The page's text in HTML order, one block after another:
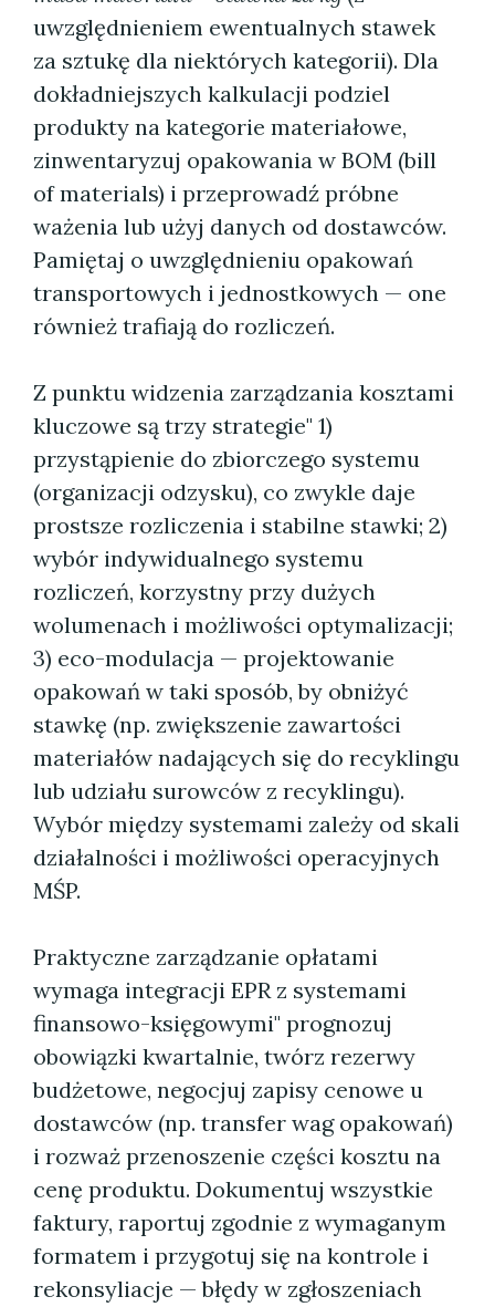
uwzględnieniem ewentualnych stawek
za sztukę dla niektórych kategorii). Dla
dokładniejszych kalkulacji podziel
produkty na kategorie materiałowe,
zinwentaryzuj opakowania w BOM (bill
of materials) i przeprowadź próbne
ważenia lub użyj danych od dostawców.
Pamiętaj o uwzględnieniu opakowań
transportowych i jednostkowych — one
również trafiają do rozliczeń.
Z punktu widzenia zarządzania kosztami
kluczowe są trzy strategie" 1)
przystąpienie do zbiorczego systemu
(organizacji odzysku), co zwykle daje
prostsze rozliczenia i stabilne stawki; 2)
wybór indywidualnego systemu
rozliczeń, korzystny przy dużych
wolumenach i możliwości optymalizacji;
3) eco-modulacja — projektowanie
opakowań w taki sposób, by obniżyć
stawkę (np. zwiększenie zawartości
materiałów nadających się do recyklingu
lub udziału surowców z recyklingu).
Wybór między systemami zależy od skali
działalności i możliwości operacyjnych
MŚP.
Praktyczne zarządzanie opłatami
wymaga integracji EPR z systemami
finansowo-księgowymi" prognozuj
obowiązki kwartalnie, twórz rezerwy
budżetowe, negocjuj zapisy cenowe u
dostawców (np. transfer wag opakowań)
i rozważ przenoszenie części kosztu na
cenę produktu. Dokumentuj wszystkie
faktury, raportuj zgodnie z wymaganym
formatem i przygotuj się na kontrole i
rekonsyliacje — błędy w zgłoszeniach